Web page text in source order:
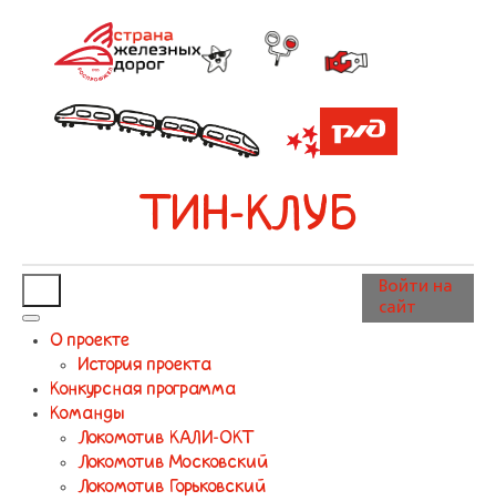
ТИН-КЛУБ
О проекте
История проекта
Конкурсная программа
Команды
Локомотив КАЛИ-ОКТ
Локомотив Московский
Локомотив Горьковский
Войти на
сайт